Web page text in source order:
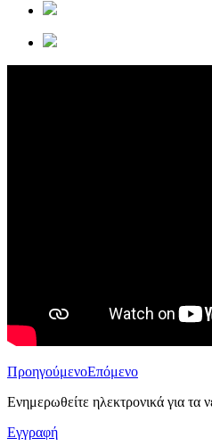
ΠροηγούμενοΕπόμενο
Ενημερωθείτε ηλεκτρονικά για τα
Εγγραφή